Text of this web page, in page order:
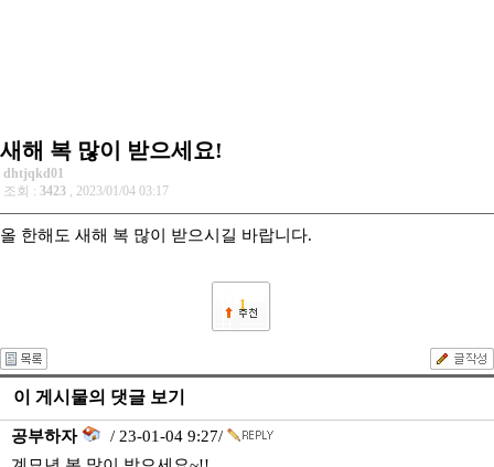
새해 복 많이 받으세요!
dhtjqkd01
조회 : 3423 , 2023/01/04 03:17
올 한해도 새해 복 많이 받으시길 바랍니다.
1
이 게시물의 댓글 보기
공부하자
/ 23-01-04 9:27/